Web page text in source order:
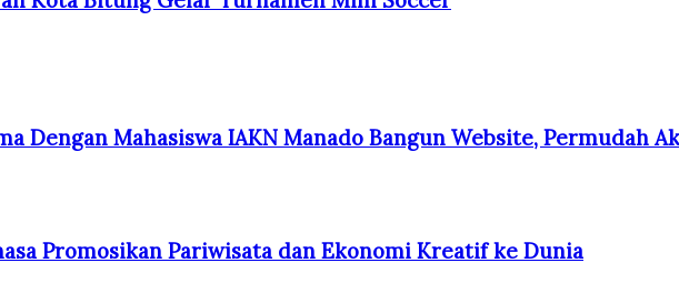
Dengan Mahasiswa IAKN Manado Bangun Website, Permudah
Promosikan Pariwisata dan Ekonomi Kreatif ke Dunia